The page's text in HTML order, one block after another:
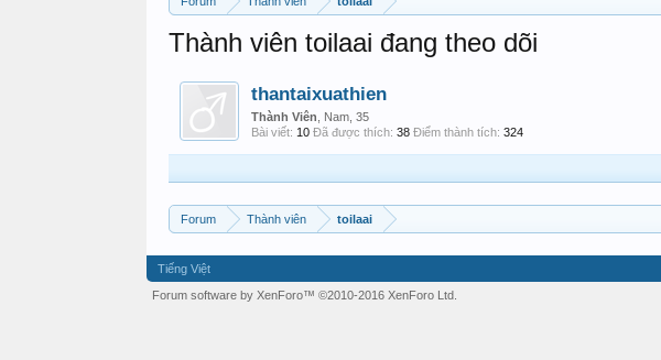
Thành viên toilaai đang theo dõi
thantaixuathien
Thành Viên , Nam, 35
Bài viết: 10 Đã được thích: 38 Điểm thành tích: 324
Forum Thành viên toilaai
Tiếng Việt
Forum software by XenForo™ ©2010-2016 XenForo Ltd.